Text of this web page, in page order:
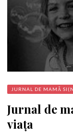
JURNAL DE MAMĂ
Jurnal de
viața